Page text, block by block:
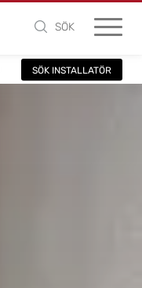
SÖK
SÖK INSTALLATÖR